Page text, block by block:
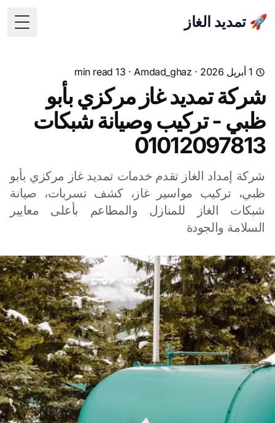
🚀 تمديد الغاز
1 أبريل 2026 ·
Amdad_ghaz
· 13 min read
شركة تمديد غاز مركزي بأبو
ظبي - تركيب وصيانة شبكات
01012097813
شركة إمداد الغاز تقدم خدمات تمديد غاز مركزي بأبو
ظبي، تركيب مواسير غاز، كشف تسربات، صيانة
شبكات الغاز للمنازل والمطاعم بأعلى معايير
السلامة والجودة